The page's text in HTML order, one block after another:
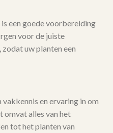
een goede voorbereiding
voor de juiste
uw planten een
en ervaring in om
omvat alles van het
tot het planten van